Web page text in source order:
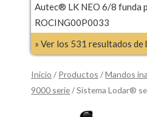
Autec® LK NEO 6/8 funda
ROCING00P0033
» Ver los 531 resultados de
Inicio / Productos /Mandos
9000 serie/ Sistema Lodar®